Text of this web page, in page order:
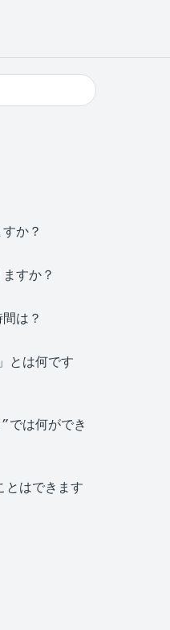
か？
すか？
は？
とは何です
では何ができ
はできます